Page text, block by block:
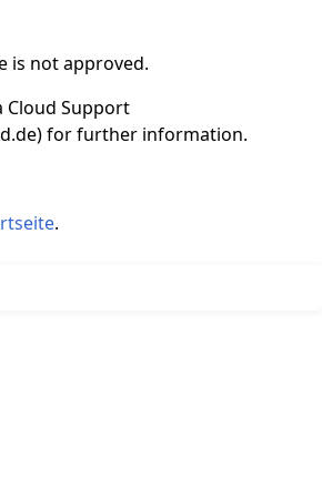
is not approved.
Cloud Support
for further information.
.